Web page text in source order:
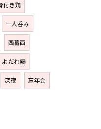
付き鶏
一人呑み
西葛西
よだれ鶏
深夜 忘年会